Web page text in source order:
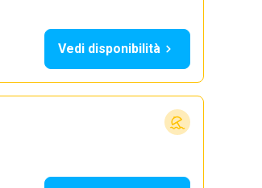
Vedi disponibilità